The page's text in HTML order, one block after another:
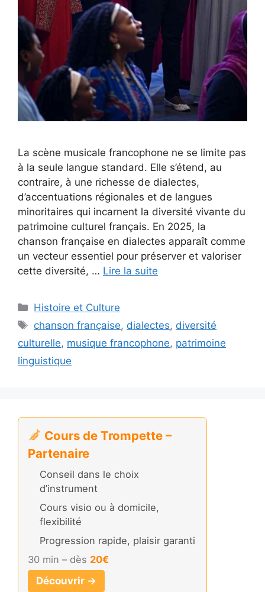
La scène musicale francophone ne se limite pas
à la seule langue standard. Elle s’étend, au
contraire, à une richesse de dialectes,
d’accentuations régionales et de langues
minoritaires qui incarnent la diversité vivante du
patrimoine culturel français. En 2025, la
chanson française en dialectes apparaît comme
un vecteur essentiel pour préserver et valoriser
cette diversité, … Lire la suite
Catégories
Histoire et Culture
Étiquettes
chanson française, dialectes, diversité
culturelle, musique francophone, patrimoine
linguistique
Cours de Trompette –
Partenaire
Conseil dans le choix
d’instrument
Cours visio ou à domicile,
flexibilité
Progression rapide, plaisir garanti
30 min – dès 20€
Découvrir →